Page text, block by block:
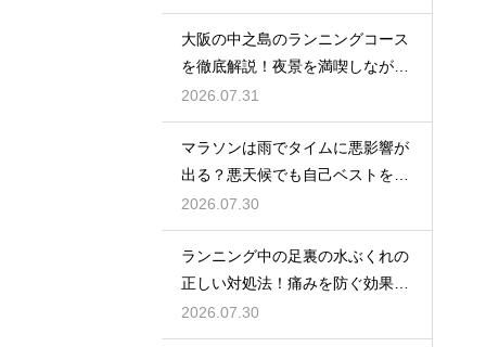
大阪の中之島のランニングコース
を徹底解説！夜景を満喫しながら
走る
2026.07.31
マラソンは雨でタイムに悪影響が
出る？悪天候でも自己ベストを狙
う対策
2026.07.30
ランニング中の足裏の水ぶくれの
正しい対処法！痛みを防ぐ効果的
なケア
2026.07.30